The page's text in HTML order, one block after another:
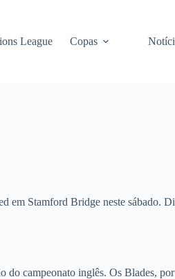
League Copas
em Stamford Bridge neste sábado.
campeonato inglês. Os Blades,